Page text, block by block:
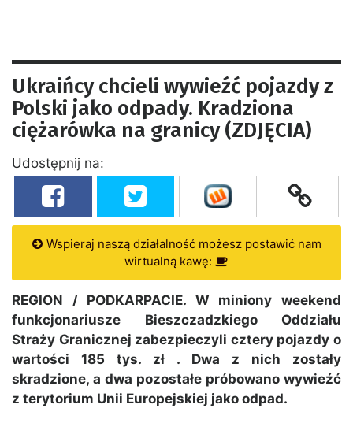
Ukraińcy chcieli wywieźć pojazdy z
Polski jako odpady. Kradziona
ciężarówka na granicy (ZDJĘCIA)
Udostępnij na:
Wspieraj naszą działalność możesz postawić nam
wirtualną kawę:
REGION / PODKARPACIE. W miniony weekend
funkcjonariusze Bieszczadzkiego Oddziału
Straży Granicznej zabezpieczyli cztery pojazdy o
wartości 185 tys. zł . Dwa z nich zostały
skradzione, a dwa pozostałe próbowano wywieźć
z terytorium Unii Europejskiej jako odpad.